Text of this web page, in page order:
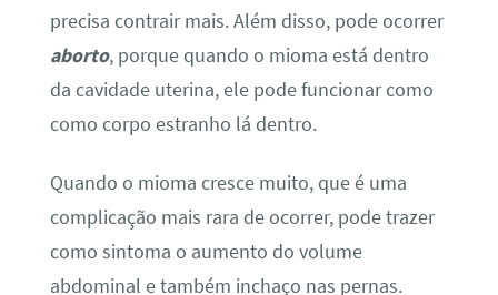
precisa contrair mais. Além disso, pode ocorrer
aborto, porque quando o mioma está dentro
da cavidade uterina, ele pode funcionar como
como corpo estranho lá dentro.
Quando o mioma cresce muito, que é uma
complicação mais rara de ocorrer, pode trazer
como sintoma o aumento do volume
abdominal e também inchaço nas pernas.